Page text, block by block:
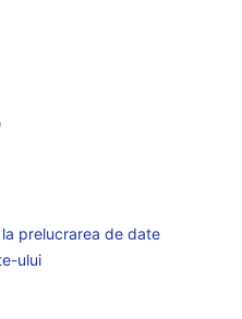
prelucrarea de date
ului